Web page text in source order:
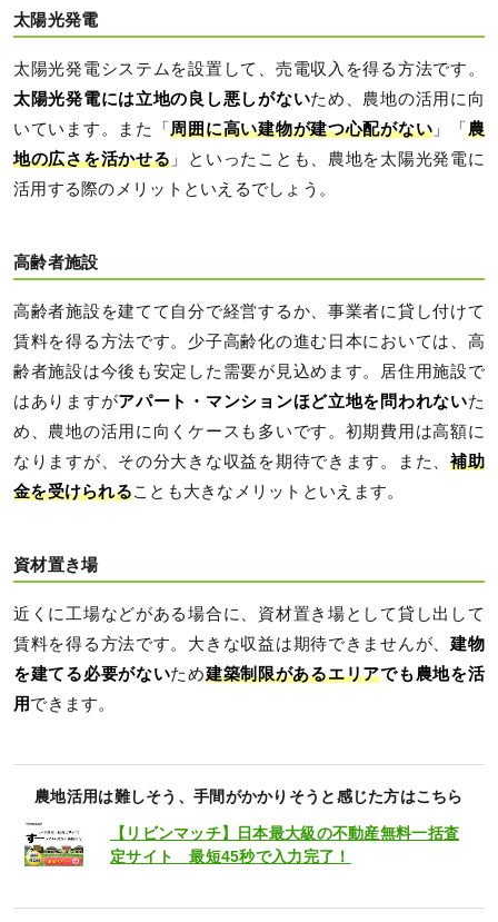
太陽光発電
太陽光発電システムを設置して、売電収入を得る方法です。
太陽光発電には立地の良し悪しがないため、農地の活用に向
いています。また「周囲に高い建物が建つ心配がない 」「 農
地の広さを活かせる 」といったことも、農地を太陽光発電に
活用する際のメリットといえるでしょう。
高齢者施設
高齢者施設を建てて自分で経営するか、事業者に貸し付けて
賃料を得る方法です。少子高齢化の進む日本においては、高
齢者施設は今後も安定した需要が見込めます。居住用施設で
はありますがアパート・マンションほど立地を問われないた
め、農地の活用に向くケースも多いです。初期費用は高額に
なりますが、その分大きな収益を期待できます。また、 補助
金を受けられることも大きなメリットといえます。
資材置き場
近くに工場などがある場合に、資材置き場として貸し出して
賃料を得る方法です。大きな収益は期待できませんが、 建物
を建てる必要がないため建築制限があるエリアでも農地を活
用できます。
農地活用は難しそう、手間がかかりそうと感じた方はこちら
【リビンマッチ】日本最大級の不動産無料一括査
定サイト 最短45秒で入力完了！